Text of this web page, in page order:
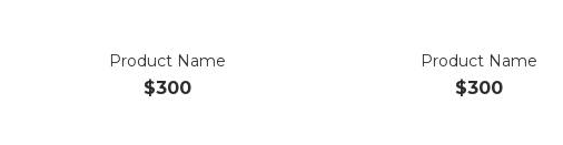
Product Name
$300
Product Name
$300